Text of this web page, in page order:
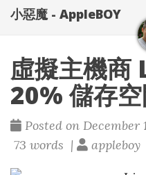
小惡魔 - AppleBOY
虛擬主機商
20% 儲存
Posted on December
73 words |
appleboy